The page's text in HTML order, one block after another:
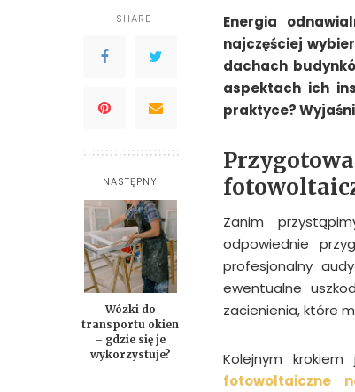
SHARE
NASTĘPNY
Wózki do
transportu okien
– gdzie się je
wykorzystuje?
Energia
najczęściej
dachach
aspektach ich
praktyce?
Zanim
odpowiednie
profesjonalny
ewentualne
zacienienia, które
Kolejnym
fotowoltaiczne